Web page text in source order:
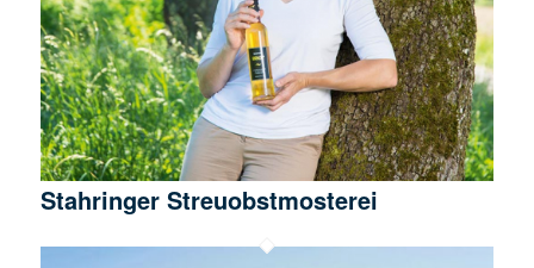
Stahringer Streuobstmosterei